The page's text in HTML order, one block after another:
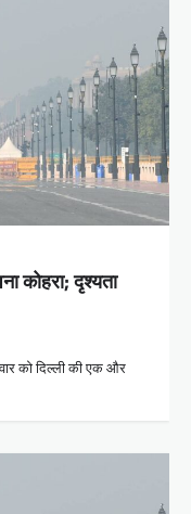
कोहरा; दृश्यता
को दिल्ली की एक और